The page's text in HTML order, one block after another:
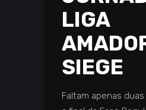
LIGA
SIEGE
Faltam apenas